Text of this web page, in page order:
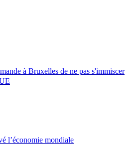
à Bruxelles de ne pas s'immiscer
l’économie mondiale